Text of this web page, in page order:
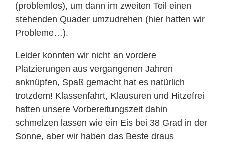
(problemlos), um dann im zweiten Teil einen
stehenden Quader umzudrehen (hier hatten wir
Probleme…).
Leider konnten wir nicht an vordere
Platzierungen aus vergangenen Jahren
anknüpfen, Spaß gemacht hat es natürlich
trotzdem! Klassenfahrt, Klausuren und Hitzefrei
hatten unsere Vorbereitungszeit dahin
schmelzen lassen wie ein Eis bei 38 Grad in der
Sonne, aber wir haben das Beste draus